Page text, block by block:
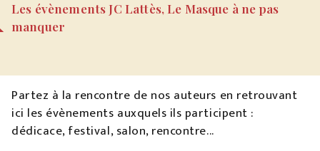
Les évènements JC Lattès, Le Masque à ne pas
manquer
Partez à la rencontre de nos auteurs en retrouvant
ici les évènements auxquels ils participent :
dédicace, festival, salon, rencontre...